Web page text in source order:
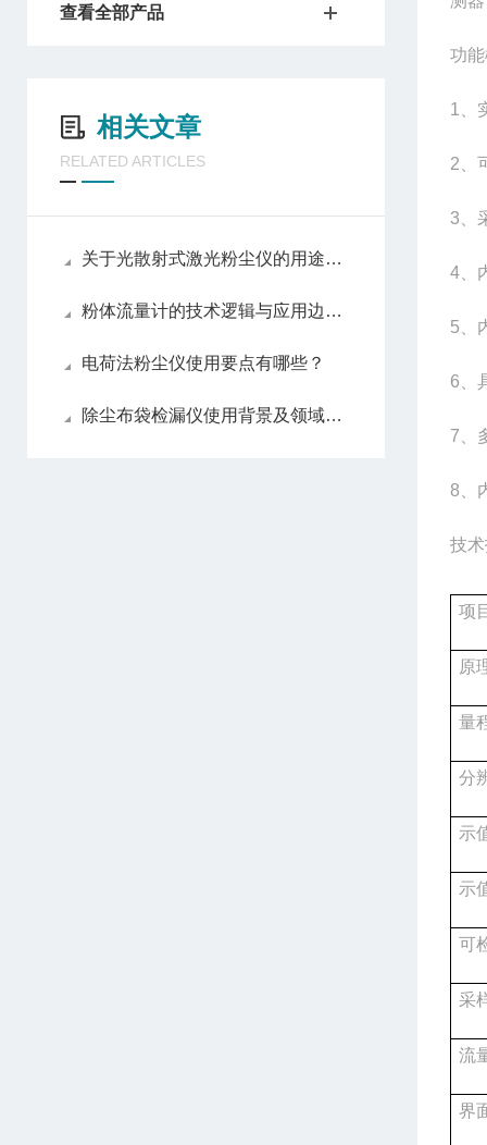
查看全部产品
相关文章
RELATED ARTICLES
关于光散射式激光粉尘仪的用途，快来了解一下吧！
粉体流量计的技术逻辑与应用边界：从气固两相流到稳态计量
电荷法粉尘仪使用要点有哪些？
除尘布袋检漏仪使用背景及领域分析
功
1、
2、
3、
4、
5、
6、
7、
8、
技
项
原
量
分
示
示
可
采
流
界